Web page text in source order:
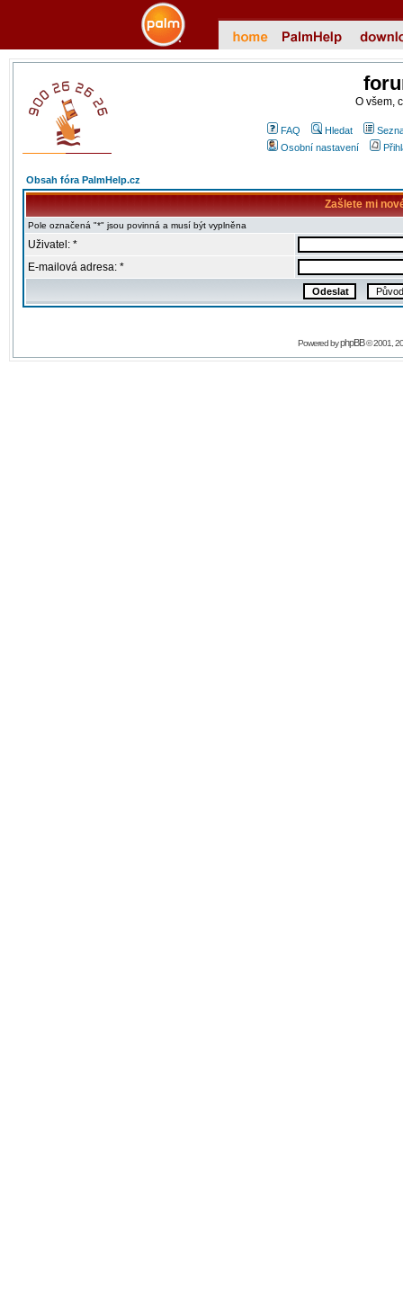
O všem,
FAQ Hledat
Osobní nastavení
Obsah fóra PalmHelp.cz
Zašlete mi
Pole označená "*" jsou povinná a musí být vyplněna
Uživatel: *
E-mailová adresa: *
Powered byphpBB© 2001,